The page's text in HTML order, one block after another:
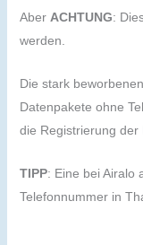
Aber ACHTUNG:
werden.
Die stark
Datenpakete ohne
die Registrierung der
TIPP: Eine bei Airalo
Telefonnummer in